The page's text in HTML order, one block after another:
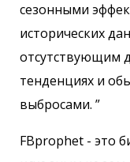
сезонными
исторических
отсутствующим
тенденциях и
выбросами. ”
FBprophet - это